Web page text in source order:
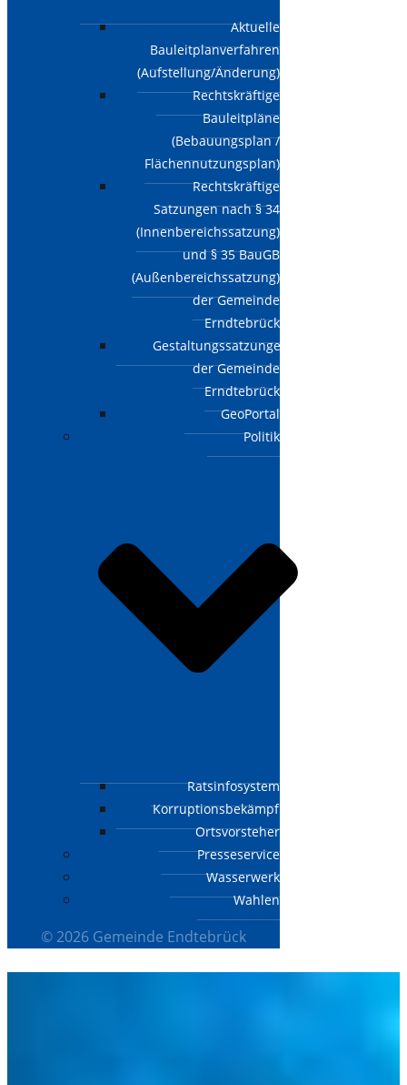
Aktuelle
Bauleitplanverfahren
(Aufstellung/Änderung)
Rechtskräftige
Bauleitpläne
(Bebauungsplan /
Flächennutzungsplan)
Rechtskräftige
Satzungen nach § 34
(Innenbereichssatzung)
und § 35 BauGB
(Außenbereichssatzung)
der Gemeinde
Erndtebrück
Gestaltungssatzungen
der Gemeinde
Erndtebrück
GeoPortal
Politik
Ratsinfosystem
Korruptionsbekämpfungsgesetz
Ortsvorsteher
Presseservice
Wasserwerk
Wahlen
© 2026 Gemeinde Endtebrück